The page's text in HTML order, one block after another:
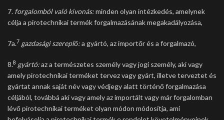
7. forgalomból való kivonás:minden olyan intézkedés, amelynek
célja a pirotechnikai termék forgalmazásának megakadályozása,
7a.7 gazdasági szereplő:a gyártó, az importőr és a forgalmazó,
8.8 gyártó:az a természetes személy vagy jogi személy, aki vagy
amely pirotechnikai terméket tervez vagy gyárt, illetve terveztet és
gyártat annak saját név vagy védjegy alatt történő forgalmazása
céljából, továbbá aki vagy amely az importált vagy már forgalomban
lévő pirotechnikai terméket olyan módon módosítja, ami